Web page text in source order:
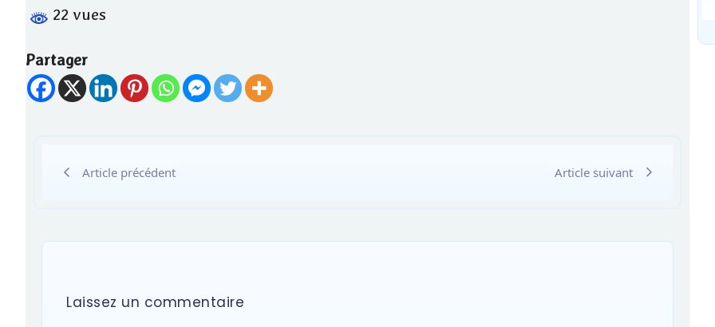
22 vues
Partager
Article précédent Article suivant
Laissez un commentaire